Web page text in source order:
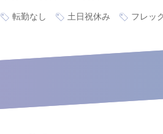
転勤なし 土日祝休み フレッ